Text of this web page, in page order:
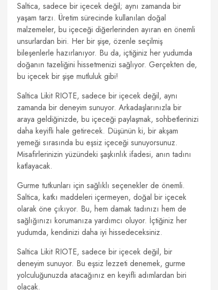
Saltica, sadece bir içecek değil; aynı zamanda bir
yaşam tarzı. Üretim sürecinde kullanılan doğal
malzemeler, bu içeceği diğerlerinden ayıran en önemli
unsurlardan biri. Her bir şişe, özenle seçilmiş
bileşenlerle hazırlanıyor. Bu da, içtiğiniz her yudumda
doğanın tazeliğini hissetmenizi sağlıyor. Gerçekten de,
bu içecek bir şişe mutluluk gibi!
Saltica Likit RIOTE, sadece bir içecek değil, aynı
zamanda bir deneyim sunuyor. Arkadaşlarınızla bir
araya geldiğinizde, bu içeceği paylaşmak, sohbetlerinizi
daha keyifli hale getirecek. Düşünün ki, bir akşam
yemeği sırasında bu eşsiz içeceği sunuyorsunuz.
Misafirlerinizin yüzündeki şaşkınlık ifadesi, anın tadını
katlayacak.
Gurme tutkunları için sağlıklı seçenekler de önemli.
Saltica, katkı maddeleri içermeyen, doğal bir içecek
olarak öne çıkıyor. Bu, hem damak tadınızı hem de
sağlığınızı korumanıza yardımcı oluyor. İçtiğiniz her
yudumda, kendinizi daha iyi hissedeceksiniz.
Saltica Likit RIOTE, sadece bir içecek değil, bir
deneyim sunuyor. Bu eşsiz lezzeti denemek, gurme
yolculuğunuzda atacağınız en keyifli adımlardan biri
olacak.